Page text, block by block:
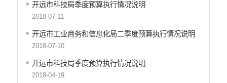
开远市市场监督管理局
开远市人民政府国有资产监督管理局
开远市统计局
开远市信访局
开远市政务服务管理局
开远市科技局季度预算执行情况说明
2018-07-11
开远市工业商务和信息化局二季度预算执行情况说明
2018-07-10
开远市科技局季度预算执行情况说明
2018-04-19